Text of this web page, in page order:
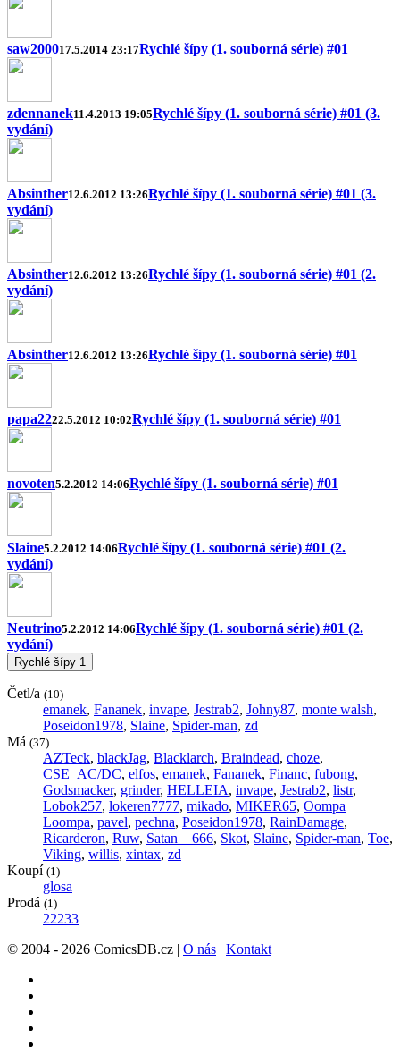
saw200017.5.2014 23:17Rychlé šípy (1. souborná série) #01
zdennanek11.4.2013 19:05Rychlé šípy (1. souborná série) #01 (3.
vydání)
Absinther12.6.2012 13:26Rychlé šípy (1. souborná série) #01 (3.
vydání)
Absinther12.6.2012 13:26Rychlé šípy (1. souborná série) #01 (2.
vydání)
Absinther12.6.2012 13:26Rychlé šípy (1. souborná série) #01
papa2222.5.2012 10:02Rychlé šípy (1. souborná série) #01
novoten5.2.2012 14:06Rychlé šípy (1. souborná série) #01
Slaine5.2.2012 14:06Rychlé šípy (1. souborná série) #01 (2.
vydání)
Neutrino5.2.2012 14:06Rychlé šípy (1. souborná série) #01 (2.
vydání)
Rychlé šípy 1
Četl/a (10)
emanek, Fananek, invape, Jestrab2, Johny87, monte walsh,
Poseidon1978, Slaine, Spider-man, zd
Má (37)
AZTeck, blackJag, Blacklarch, Braindead, choze,
CSE_AC/DC, elfos, emanek, Fananek, Financ, fubong,
Godsmacker, grinder, HELLEIA, invape, Jestrab2, listr,
Lobok257, lokeren7777, mikado, MIKER65, Oompa
Loompa, pavel, pechna, Poseidon1978, RainDamage,
Ricarderon, Ruw, Satan__666, Skot, Slaine, Spider-man, Toe,
Viking, willis, xintax, zd
Koupí (1)
glosa
Prodá (1)
22233
© 2004 - 2026 ComicsDB.cz | O nás | Kontakt